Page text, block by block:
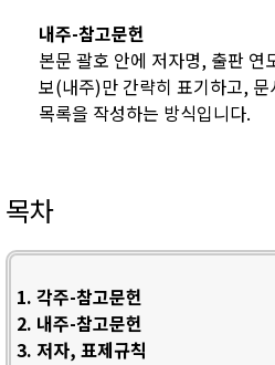
내주-참고문헌
본문 괄호 안에 저자명, 출판 연
보(내주)만 간략히 표기하고,
목록을 작성하는 방식입니다.
목차
1. 각주-참고문헌
2. 내주-참고문헌
3. 저자, 표제규칙